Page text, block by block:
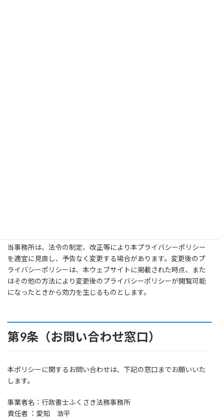
当事務所は、法令の制定、改正等により本プライバシーポリシー
を適宜に見直し、予告なく変更する場合があります。変更後のプ
ライバシーポリシーは、本ウェブサイトに掲載された時点、また
はその他の方法により変更後のプライバシーポリシーが閲覧可能
になったときから効力を生じるものとします。
第9条（お問い合わせ窓口）
本ポリシーに関するお問い合わせは、下記の窓口までお願いいた
します。
事業者名：行政書士ふくさき法務事務所
責任者 ：愛知 浩平